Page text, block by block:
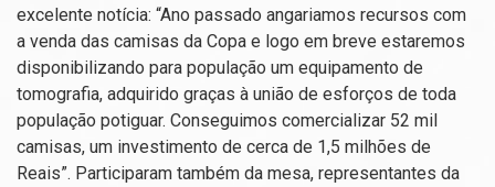
excelente notícia: “Ano passado angariamos recursos com
a venda das camisas da Copa e logo em breve estaremos
disponibilizando para população um equipamento de
tomografia, adquirido graças à união de esforços de toda
população potiguar. Conseguimos comercializar 52 mil
camisas, um investimento de cerca de 1,5 milhões de
Reais”. Participaram também da mesa, representantes da